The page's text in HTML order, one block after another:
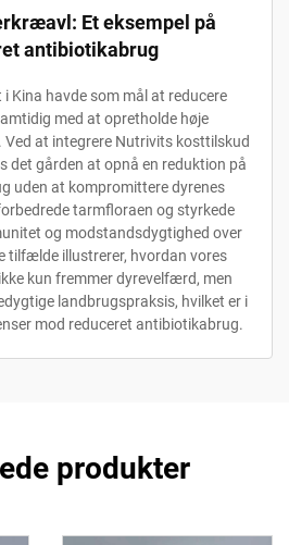
Et eksempel på
antibiotikabrug
Kina havde som mål at reducere
med at opretholde høje
at integrere Nutrivits kosttilskud
det gården at opnå en reduktion på
uden at kompromittere dyrenes
tarmfloraen og styrkede
og modstandsdygtighed over
tilfælde illustrerer, hvordan vores
kun fremmer dyrevelfærd, men
landbrugspraksis, hvilket er i
mod reduceret antibiotikabrug.
produkter